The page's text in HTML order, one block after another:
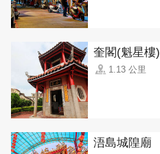
奎閣(魁星樓)
1.13 公里
浯島城隍廟